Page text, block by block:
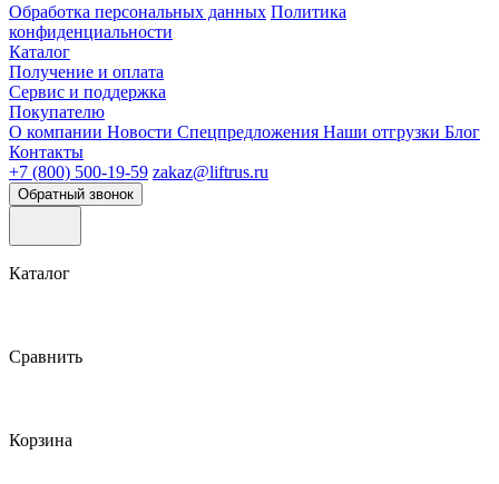
Обработка персональных данных Политика
конфиденциальности
Каталог
Получение и оплата
Сервис и поддержка
Покупателю
О компании Новости Спецпредложения Наши отгрузки Блог
Контакты
+7 (800) 500-19-59 zakaz@liftrus.ru
Обратный звонок
Каталог
Сравнить
Корзина